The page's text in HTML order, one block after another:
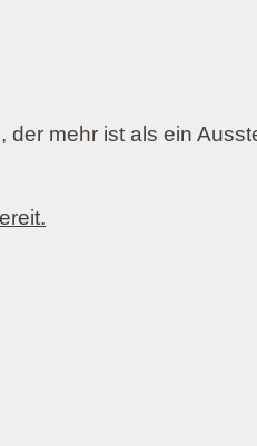
mehr ist als ein